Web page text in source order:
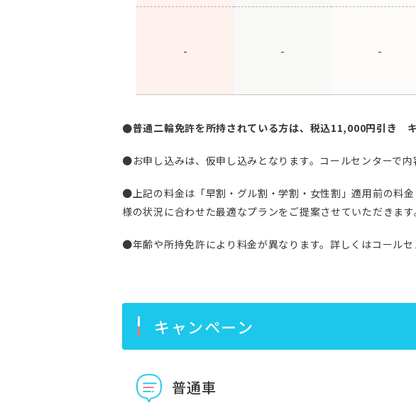
- - -
●普通二輪免許を所持されている方は、税込11,000円引き
●お申し込みは、仮申し込みとなります。コールセンターで内
●上記の料金は「早割・グル割・学割・女性割」適用前の料
様の状況に合わせた最適なプランをご提案させていただきます
●年齢や所持免許により料金が異なります。詳しくはコールセ
キャンペーン
普通車